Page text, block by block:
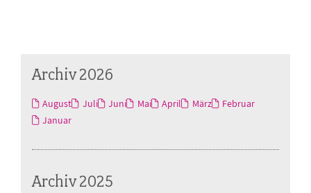
Archiv 2026
August Juli Juni Mai April März
Februar
Januar
Archiv 2025